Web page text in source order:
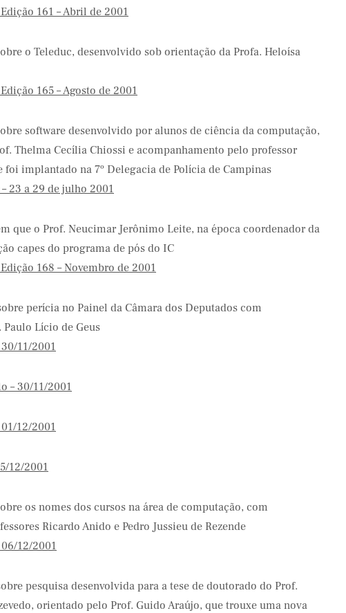
161 – Abril de 2001
o Teleduc, desenvolvido sob orientação da Profa. Heloísa
165 – Agosto de 2001
software desenvolvido por alunos de ciência da computação,
Thelma Cecília Chiossi e acompanhamento pelo professor
foi implantado na 7º Delegacia de Polícia de Campinas
23 a 29 de julho 2001
que o Prof. Neucimar Jerônimo Leite, na época coordenador da
capes do programa de pós do IC
168 – Novembro de 2001
perícia no Painel da Câmara dos Deputados com
Lício de Geus
11/2001
– 30/11/2001
12/2001
12/2001
os nomes dos cursos na área de computação, com
Ricardo Anido e Pedro Jussieu de Rezende
06/12/2001
pesquisa desenvolvida para a tese de doutorado do Prof.
orientado pelo Prof. Guido Araújo, que trouxe uma nova